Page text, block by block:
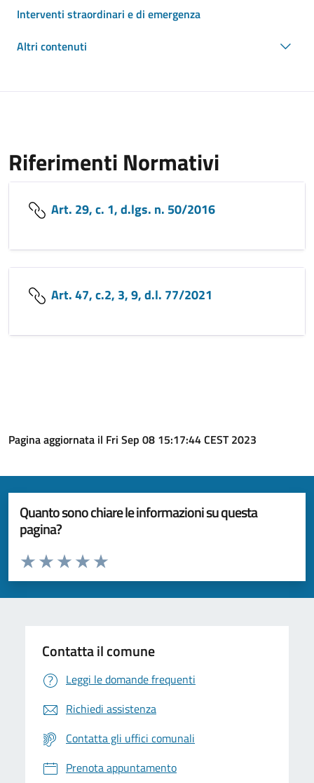
Interventi straordinari e di emergenza
Altri contenuti
Riferimenti Normativi
Art. 29, c. 1, d.lgs. n. 50/2016
Art. 47, c.2, 3, 9, d.l. 77/2021
Pagina aggiornata il Fri Sep 08 15:17:44 CEST 2023
Quanto sono chiare le informazioni su questa
pagina?
Valuta da 1 a 5 stelle la pagina
Valuta 5 stelle su 5
Valuta 4 stelle su 5
Valuta 3 stelle su 5
Valuta 2 stelle su 5
Valuta 1 stelle su 5
Contatta il comune
Leggi le domande frequenti
Richiedi assistenza
Contatta gli uffici comunali
Prenota appuntamento